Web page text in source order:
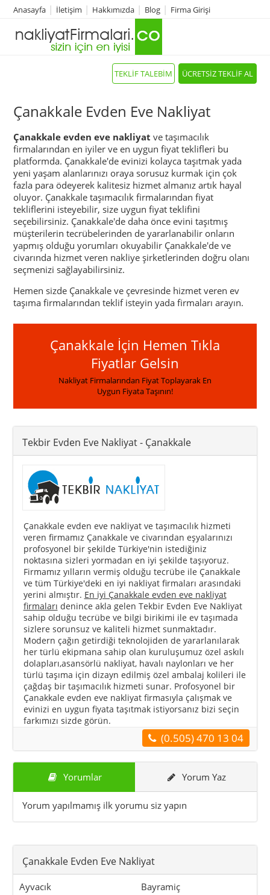
Anasayfa İletişim Hakkımızda Blog Firma Girişi
ÜCRETSİZ TEKLİF AL
TEKLİF TALEBİM
Çanakkale Evden Eve Nakliyat
Çanakkale evden eve nakliyat ve taşımacılık
firmalarından en iyiler ve en uygun fiyat teklifleri bu
platformda. Çanakkale'de evinizi kolayca taşıtmak yada
yeni yaşam alanlarınızı oraya sorusuz kurmak için çok
fazla para ödeyerek kalitesiz hizmet almanız artık hayal
oluyor. Çanakkale taşımacılık firmalarından fiyat
tekliflerini isteyebilir, size uygun fiyat teklifini
seçebilirsiniz. Çanakkale'de daha önce evini taşıtmış
müşterilerin tecrübelerinden de yararlanabilir onların
yapmış olduğu yorumları okuyabilir Çanakkale'de ve
civarında hizmet veren nakliye şirketlerinden doğru olanı
seçmenizi sağlayabilirsiniz.
Hemen sizde Çanakkale ve çevresinde hizmet veren ev
taşıma firmalarından teklif isteyin yada firmaları arayın.
Çanakkale İçin Hemen Tıkla
Fiyatlar Gelsin
Nakliyat Firmalarından Fiyat Toplayarak En
Uygun Fiyata Taşının!
Tekbir Evden Eve Nakliyat- Çanakkale
Çanakkale evden eve nakliyat ve taşımacılık hizmeti
veren firmamız Çanakkale ve civarından eşyalarınızı
profosyonel bir şekilde Türkiye'nin istediğiniz
noktasına sizleri yormadan en iyi şekilde taşıyoruz.
Firmamız yılların vermiş olduğu tecrübe ile Çanakkale
ve tüm Türkiye'deki en iyi nakliyat firmaları arasındaki
yerini almıştır. En iyi Çanakkale evden eve nakliyat
firmaları denince akla gelen Tekbir Evden Eve Nakliyat
sahip olduğu tecrübe ve bilgi birikimi ile ev taşımada
sizlere sorunsuz ve kaliteli hizmet sunmaktadır.
Modern çağın getirdiği teknolojiden de yararlanılarak
her türlü ekipmana sahip olan kuruluşumuz özel askılı
dolapları,asansörlü nakliyat, havalı naylonları ve her
türlü taşıma için dizayn edilmiş özel ambalaj kolileri ile
çağdaş bir taşımacılık hizmeti sunar. Profosyonel bir
Çanakkale evden eve nakliyat firmasıyla çalışmak ve
evinizi en uygun fiyata taşıtmak istiyorsanız bizi seçin
farkımızı sizde görün.
(0.505) 470 13 04
Yorumlar Yorum Yaz
Yorum yapılmamış ilk yorumu siz yapın
Çanakkale Evden Eve Nakliyat
Ayvacık Bayramiç